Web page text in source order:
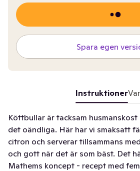
Spara egen
Instruktioner
Köttbullar är tacksam husmanskost
det oändliga. Här har vi smaksatt
citron och serverar tillsammans
och gott när det är som bäst. Det
Mathems koncept - recept med